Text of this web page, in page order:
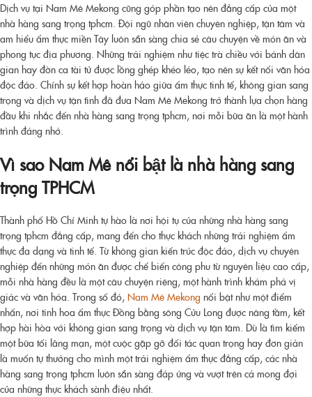
Dịch vụ tại Nam Mê Mekong cũng góp phần tạo nên đẳng cấp của một
nhà hàng sang trọng tphcm. Đội ngũ nhân viên chuyên nghiệp, tận tâm và
am hiểu ẩm thực miền Tây luôn sẵn sàng chia sẻ câu chuyện về món ăn và
phong tục địa phương. Những trải nghiệm như tiệc trà chiều với bánh dân
gian hay đờn ca tài tử được lồng ghép khéo léo, tạo nên sự kết nối văn hóa
độc đáo. Chính sự kết hợp hoàn hảo giữa ẩm thực tinh tế, không gian sang
trọng và dịch vụ tận tình đã đưa Nam Mê Mekong trở thành lựa chọn hàng
đầu khi nhắc đến nhà hàng sang trọng tphcm, nơi mỗi bữa ăn là một hành
trình đáng nhớ.
Vì sao Nam Mê nổi bật là nhà hàng sang
trọng TPHCM
Thành phố Hồ Chí Minh tự hào là nơi hội tụ của những nhà hàng sang
trọng tphcm đẳng cấp, mang đến cho thực khách những trải nghiệm ẩm
thực đa dạng và tinh tế. Từ không gian kiến trúc độc đáo, dịch vụ chuyên
nghiệp đến những món ăn được chế biến công phu từ nguyên liệu cao cấp,
mỗi nhà hàng đều là một câu chuyện riêng, một hành trình khám phá vị
giác và văn hóa. Trong số đó, Nam Mê Mekong nổi bật như một điểm
nhấn, nơi tinh hoa ẩm thực Đồng bằng sông Cửu Long được nâng tầm, kết
hợp hài hòa với không gian sang trọng và dịch vụ tận tâm. Dù là tìm kiếm
một bữa tối lãng mạn, một cuộc gặp gỡ đối tác quan trọng hay đơn giản
là muốn tự thưởng cho mình một trải nghiệm ẩm thực đẳng cấp, các nhà
hàng sang trọng tphcm luôn sẵn sàng đáp ứng và vượt trên cả mong đợi
của những thực khách sành điệu nhất.